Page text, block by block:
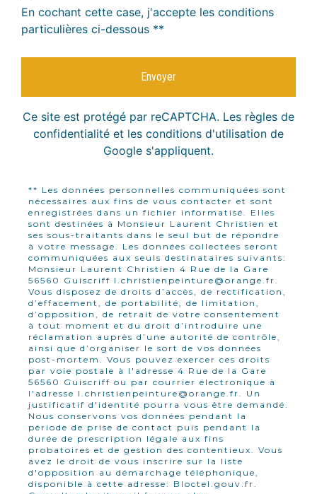
En cochant cette case, j'accepte les conditions
particulières ci-dessous **
Envoyer
Ce site est protégé par reCAPTCHA. Les règles de
confidentialité et les conditions d'utilisation de
Google s'appliquent.
** Les données personnelles communiquées sont
nécessaires aux fins de vous contacter et sont
enregistrées dans un fichier informatisé. Elles
sont destinées à Monsieur Laurent Christien et
ses sous-traitants dans le seul but de répondre
à votre message. Les données collectées seront
communiquées aux seuls destinataires suivants:
Monsieur Laurent Christien 4 Rue de la Gare
56560 Guiscriff l.christienpeinture@orange.fr.
Vous disposez de droits d’accès, de rectification,
d’effacement, de portabilité, de limitation,
d’opposition, de retrait de votre consentement
à tout moment et du droit d’introduire une
réclamation auprès d’une autorité de contrôle,
ainsi que d’organiser le sort de vos données
post-mortem. Vous pouvez exercer ces droits
par voie postale à l'adresse 4 Rue de la Gare
56560 Guiscriff ou par courrier électronique à
l'adresse l.christienpeinture@orange.fr. Un
justificatif d'identité pourra vous être demandé.
Nous conservons vos données pendant la
période de prise de contact puis pendant la
durée de prescription légale aux fins
probatoires et de gestion des contentieux. Vous
avez le droit de vous inscrire sur la liste
d'opposition au démarchage téléphonique,
disponible à cette adresse: Bloctel.gouv.fr